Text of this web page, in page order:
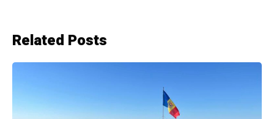
Related Posts